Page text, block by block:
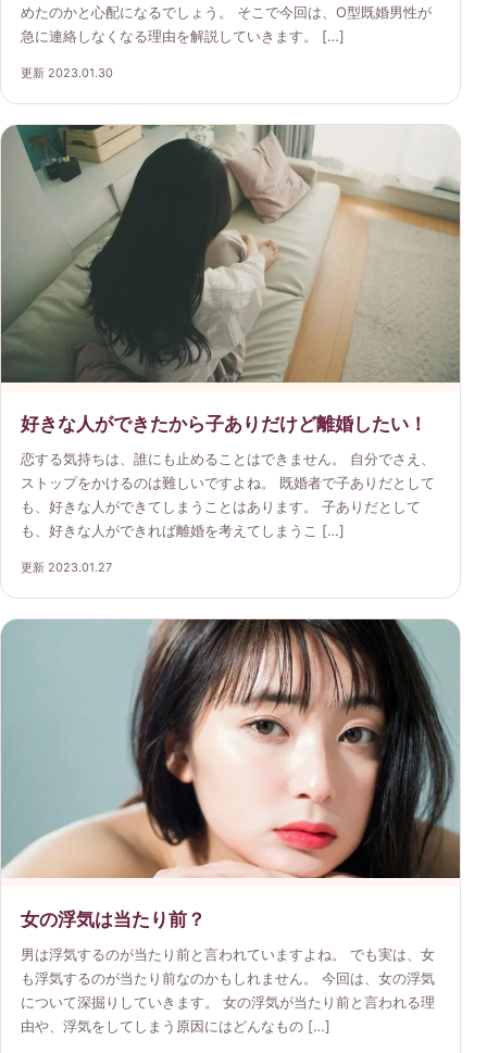
めたのかと心配になるでしょう。 そこで今回は、O型既婚男性が
急に連絡しなくなる理由を解説していきます。 […]
更新 2023.01.30
好きな人ができたから子ありだけど離婚したい！
恋する気持ちは、誰にも止めることはできません。 自分でさえ、
ストップをかけるのは難しいですよね。 既婚者で子ありだとして
も、好きな人ができてしまうことはあります。 子ありだとして
も、好きな人ができれば離婚を考えてしまうこ […]
更新 2023.01.27
女の浮気は当たり前？
男は浮気するのが当たり前と言われていますよね。 でも実は、女
も浮気するのが当たり前なのかもしれません。 今回は、女の浮気
について深掘りしていきます。 女の浮気が当たり前と言われる理
由や、浮気をしてしまう原因にはどんなもの […]